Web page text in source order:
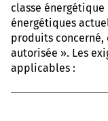
classe
énergétiques
produits
autorisée ». Les
applicables :